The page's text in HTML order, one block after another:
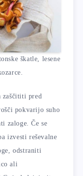
škatle, lesene
zaščititi pred
pokvarijo suho
zaloge. Če se
izvesti reševalne
odstraniti
ali